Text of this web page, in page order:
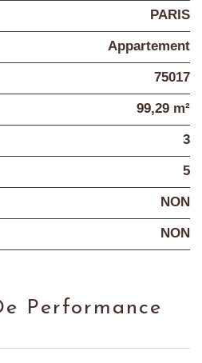
PARIS
Appartement
75017
99,29 m²
3
5
NON
NON